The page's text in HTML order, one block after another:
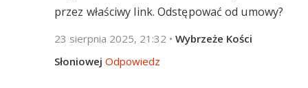
przez właściwy link. Odstępować od umowy?
23 sierpnia 2025, 21:32 • Wybrzeże Kości
Słoniowej Odpowiedz